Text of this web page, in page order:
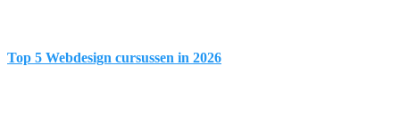
Top 5 Webdesign cursussen in 2026